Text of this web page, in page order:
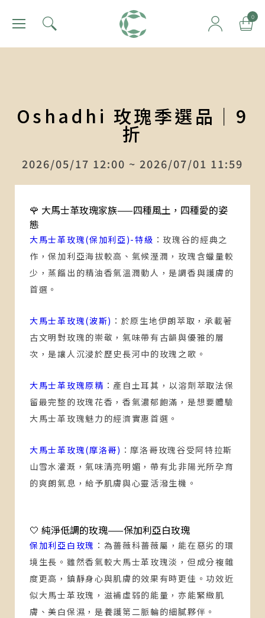
肯園 Canjune 0
Oshadhi 玫瑰季選品｜9
折
2026/05/17 12:00 ~ 2026/07/01 11:59
🌹 大馬士革玫瑰家族——四種風土，四種愛的姿
態
大馬士革玫瑰(保加利亞)-特級 ： 玫瑰谷的經典之
作，保加利亞海拔較高、氣候溼潤，玫瑰含蠟量較
少，蒸餾出的精油香氣溫潤動人，是調香與護膚的
首選。
大馬士革玫瑰(波斯) ： 於原生地伊朗萃取，承載著
古文明對玫瑰的崇敬，氣味帶有古韻與優雅的層
次，是讓人沉浸於歷史長河中的玫瑰之歌。
大馬士革玫瑰原精 ： 產自土耳其，以溶劑萃取法保
留最完整的玫瑰花香，香氣濃郁飽滿，是想要體驗
大馬士革玫瑰魅力的經濟實惠首選。
大馬士革玫瑰(摩洛哥) ：摩洛哥玫瑰谷受阿特拉斯
山雪水灌溉，氣味清亮明媚，帶有北非陽光所孕育
的爽朗氣息，給予肌膚與心靈活潑生機。
🤍 純淨低調的玫瑰——保加利亞白玫瑰
保加利亞白玫瑰 ： 為薔薇科薔薇屬，能在惡劣的環
境生長。雖然香氣較大馬士革玫瑰淡，但成分複雜
度更高，鎮靜身心與肌膚的效果有時更佳。功效近
似大馬士革玫瑰，滋補虛弱的能量，亦能緊緻肌
膚、美白保濕，是養護第二脈輪的細膩夥伴。